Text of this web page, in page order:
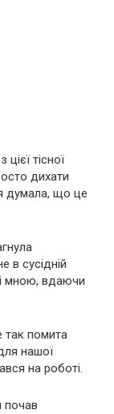
тісної
дихати
думала, що це
в сусідній
мною, вдаючи
так помита
нашої
на роботі.
почав